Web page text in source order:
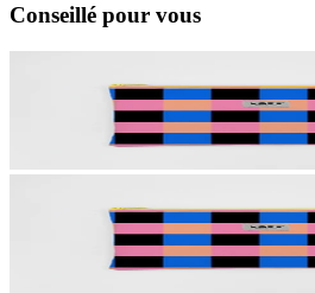
Conseillé pour vous